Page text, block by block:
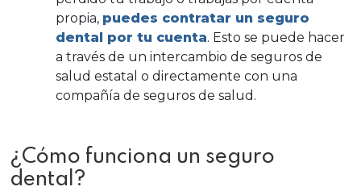
propia, puedes contratar un seguro
dental por tu cuenta. Esto se puede hacer
a través de un intercambio de seguros de
salud estatal o directamente con una
compañía de seguros de salud.
¿Cómo funciona un seguro
dental?